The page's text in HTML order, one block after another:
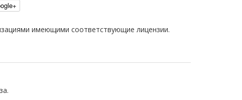
имеющими соответствующие лицензии.